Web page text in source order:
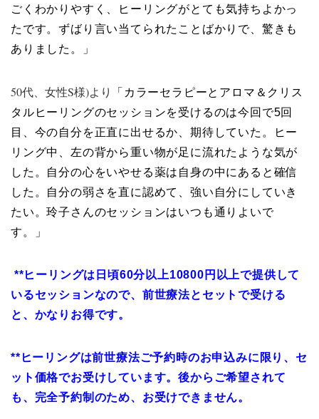
ごくわかりやすく、ヒーリングがとても気持ちよかっ
たです。ずばり言い当てられたことばかりで、驚きも
ありました。」
50代、女性S様)より
「カラーセラピーとアロマ＆クリス
タルヒーリングのセッションを受けるのは今回で5回
目、今の自分を正直に出せるか、期待していた。ヒー
リング中、左の背から重い物が足に流れたような気が
した。自分の心をいやせる薬は自身の中にあると確信
した。自分の弱さを直に認めて、強い自分にしていき
たい。玲子さんのセッションはいつも通りよいで
す。」
**ヒーリングは日頃60分以上10800円以上で提供して
いるセッションなので、前世療法とセットで受ける
と、かなりお得です。
** ヒーリングは前世療法ご予約時のお申込みに限り、セ
ット価格でお受けしてい ます。後からご希望されて
も、完全予約制のため、お受けできません。